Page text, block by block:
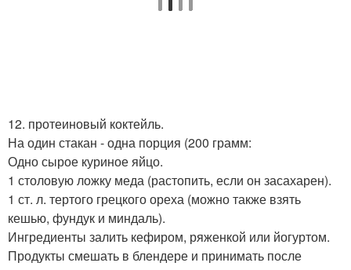
12. протеиновый коктейль.
На один стакан - одна порция (200 грамм:
Одно сырое куриное яйцо.
1 столовую ложку меда (растопить, если он засахарен).
1 ст. л. тертого грецкого ореха (можно также взять
кешью, фундук и миндаль).
Ингредиенты залить кефиром, ряженкой или йогуртом.
Продукты смешать в блендере и принимать после